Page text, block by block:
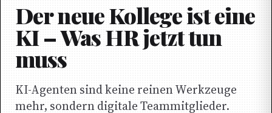
Der neue Kollege ist eine
KI – Was HR jetzt tun
muss
KI-Agenten sind keine reinen Werkzeuge
mehr, sondern digitale Teammitglieder.